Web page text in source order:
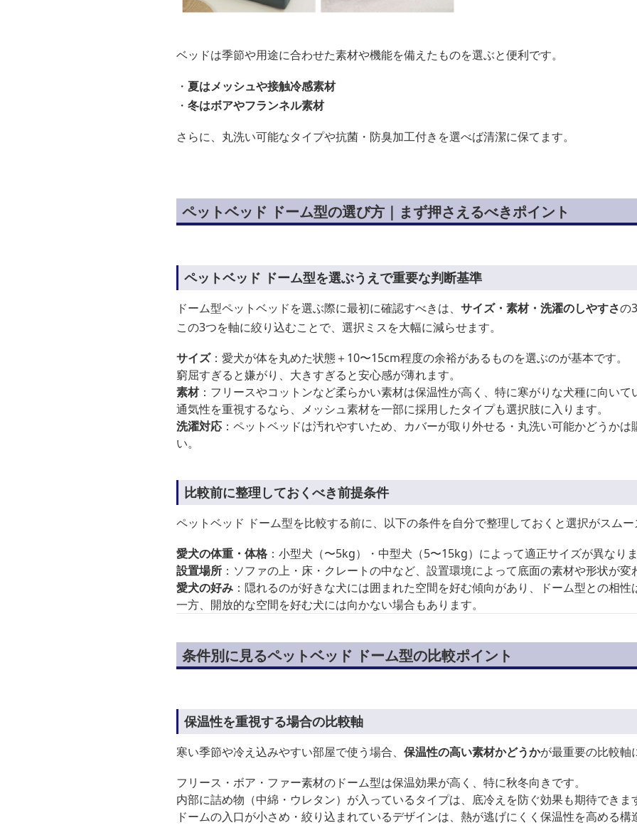
ベッドは季節や用途に合わせた素材や機能を備えたものを選ぶと便利です。
・ 夏はメッシュや接触冷感素材
・ 冬はボアやフランネル素材
さらに、丸洗い可能なタイプや抗菌・防臭加工付きを選べば清潔に保てます。
ペットベッド ドーム型の選び方｜まず押さえるべきポイント
ペットベッド ドーム型を選ぶうえで重要な判断基準
ドーム型ペットベッドを選ぶ際に最初に確認すべきは、 サイズ・素材・洗濯のしやすさの
この3つを軸に絞り込むことで、選択ミスを大幅に減らせます。
サイズ：愛犬が体を丸めた状態＋10〜15cm程度の余裕があるものを選ぶのが基本です。
窮屈すぎると嫌がり、大きすぎると安心感が薄れます。
素材：フリースやコットンなど柔らかい素材は保温性が高く、特に寒がりな犬種に向いて
通気性を重視するなら、メッシュ素材を一部に採用したタイプも選択肢に入ります。
洗濯対応 ：ペットベッドは汚れやすいため、カバーが取り外せる・丸洗い可能かどうか
い。
比較前に整理しておくべき前提条件
ペットベッド ドーム型を比較する前に、以下の条件を自分で整理しておくと選択がスムー
愛犬の体重・体格 ：小型犬（〜5kg）・中型犬（5〜15kg）によって適正サイズが異なりま
設置場所 ：ソファの上・床・クレートの中など、設置環境によって底面の素材や形状が変
愛犬の好み ：隠れるのが好きな犬には囲まれた空間を好む傾向があり、ドーム型との相性
一方、開放的な空間を好む犬には向かない場合もあります。
条件別に見るペットベッド ドーム型の比較ポイント
保温性を重視する場合の比較軸
寒い季節や冷え込みやすい部屋で使う場合、 保温性の高い素材かどうかが最重要の比較軸
フリース・ボア・ファー素材のドーム型は保温効果が高く、特に秋冬向きです。
内部に詰め物（中綿・ウレタン）が入っているタイプは、底冷えを防ぐ効果も期待できま
ドームの入口が小さめ・絞り込まれているデザインは、熱が逃げにくく保温性を高める構